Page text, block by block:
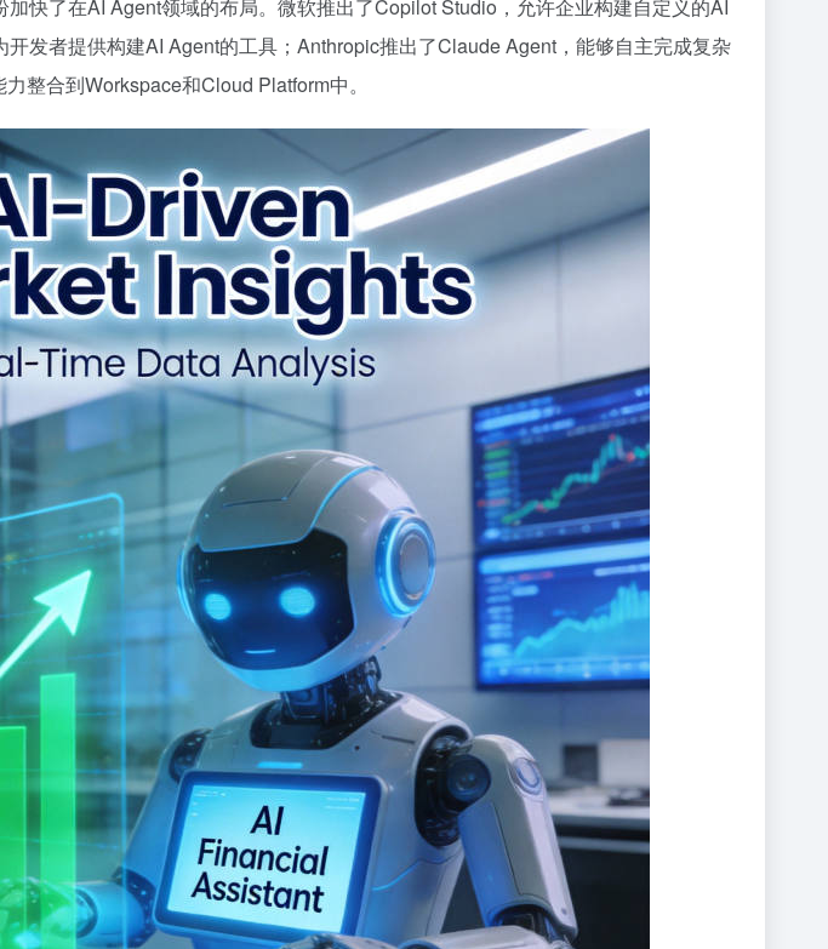
快了在AI Agent领域的布局。微软推出了Copilot Studio，允许企业构建自定义的AI
发者提供构建AI Agent的工具；Anthropic推出了Claude Agent，能够自主完成复杂
整合到Workspace和Cloud Platform中。